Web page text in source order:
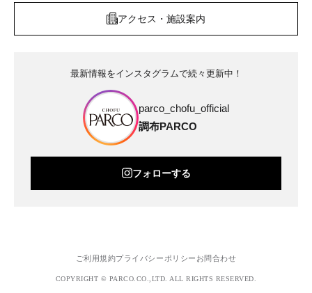
アクセス・施設案内
最新情報をインスタグラムで続々更新中！
parco_chofu_official
調布PARCO
フォローする
ご利用規約プライバシーポリシー お問合わせ
COPYRIGHT © PARCO.CO.,LTD. ALL RIGHTS RESERVED.